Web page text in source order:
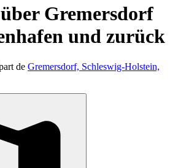
Gremersdorf
und zurück
de Gremersdorf, Schleswig-Holstein,